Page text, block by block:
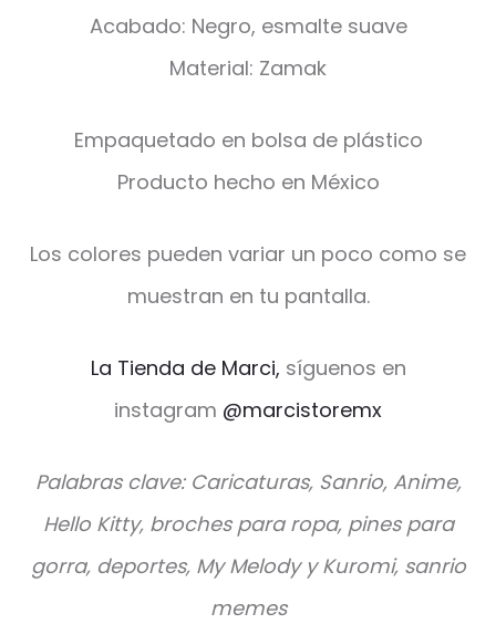
Acabado: Negro, esmalte suave
Material: Zamak
Empaquetado en bolsa de plástico
Producto hecho en México
Los colores pueden variar un poco como se
muestran en tu pantalla.
La Tienda de Marci, síguenos en
instagram @marcistoremx
Palabras clave: Caricaturas, Sanrio, Anime,
Hello Kitty, broches para ropa, pines para
gorra, deportes, My Melody y Kuromi, sanrio
memes